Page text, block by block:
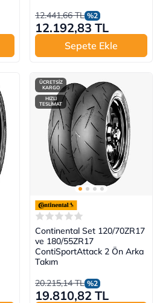
12.441,66 TL %2
12.192,83 TL
Sepete Ekle
ÜCRETSİZ
KARGO
HIZLI
TESLİMAT
Continental Set 120/70ZR17
ve 180/55ZR17
ContiSportAttack 2 Ön Arka
Takım
20.215,14 TL %2
19.810,82 TL